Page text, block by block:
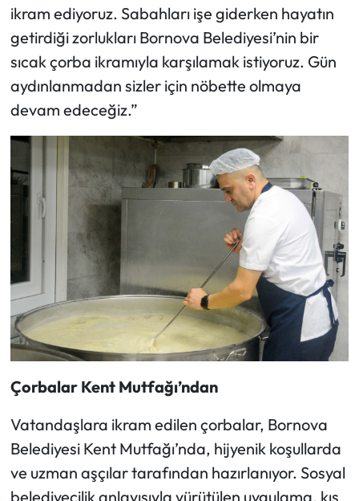
ikram ediyoruz. Sabahları işe giderken hayatın
getirdiği zorlukları Bornova Belediyesi’nin bir
sıcak çorba ikramıyla karşılamak istiyoruz. Gün
aydınlanmadan sizler için nöbette olmaya
devam edeceğiz.”
Çorbalar Kent Mutfağı’ndan
Vatandaşlara ikram edilen çorbalar, Bornova
Belediyesi Kent Mutfağı’nda, hijyenik koşullarda
ve uzman aşçılar tarafından hazırlanıyor. Sosyal
belediyecilik anlayışıyla yürütülen uygulama, kış